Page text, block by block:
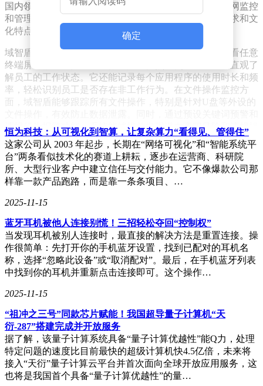
国内领先的内网安全管理软件，域智盾提供了全面的内网监控
和管理解决方案，其功能设计更符合国内企业的管理需求和文
化特点。
域智盾的核心功能亮点包括实时屏幕监控，能够实时查看任意
终端屏幕，并支持屏幕录像和定时快照，使管理者能够直观了
解员工的工作状态。它还能记录每个应用程序的使用时长和频
率，轻松识别员工是否存在非工作行为。在文件操作监控方
面，域智盾能够跟踪所有文件操作，特别是针对U盘等外设的
违规行为报警功能，系统能够提前发现潜在离职风险和违规操
作。
除了域智盾外，我还介绍了其他几款值得推荐的内网管理软
件。例如，SolarWinds Network Performance Monitor，这款软件
在网络监控领域享有盛誉，提供强大的网络性能监控和故障排
查功能，适合需要深度网络洞察的大型企业。而Endpoint
理、软件分发等功能，特别适合管理多种设备类型的企业环
境。还有Cisco Identity Services Engine、Symantec Endpoint
Protection、Pulse Policy Secure以及Paessler PRTG Network
Monitor等软件，它们各具特色，能够满足不同企业的具体需
求。
企业为何需要内网管理软件？首先，数据安全防护是重中之
渠道泄露。其次，提高工作效率也是重要目标之一。通过监控
员工行为，企业能够减少非工作行为，提升整体工作效率。随
着行业监管和数据保护法规的日益严格，企业也需要满足合规
要求。同时，内网管理软件还能够自动化收集和维护硬件软件
资产信息，帮助企业进行IT资产管理。更重要的是，通过风险
预警功能，企业能够提前发现潜在内部威胁和离职风险，从而
确定
恒为科技：从可视化到智算，让复杂算力“看得见、管得住”
这家公司从 2003 年起步，长期在“网络可视化”和“智能系统平
台”两条看似技术化的赛道上耕耘，逐步在运营商、科研院
所、大型行业客户中建立信任与交付能力。它不像爆款公司那
样靠一款产品跑路，而是靠一条条项目、…
2025-11-15
蓝牙耳机被他人连接别慌！三招轻松夺回“控制权”
当发现耳机被别人连接时，最直接的解决方法是重置连接。操
作很简单：先打开你的手机蓝牙设置，找到已配对的耳机名
称，选择“忽略此设备”或“取消配对”。最后，在手机蓝牙列表
中找到你的耳机并重新点击连接即可。这个操作…
2025-11-15
“祖冲之三号”同款芯片赋能！我国超导量子计算机“天
衍-287”搭建完成并开放服务
据了解，该量子计算系统具备“量子计算优越性”能Q力，处理
特定问题的速度比目前最快的超级计算机快4.5亿倍，未来将
接入“天衍”量子计算云平台并首次面向全球开放应用服务，这
也将是我国首个具备“量子计算优越性”的量…